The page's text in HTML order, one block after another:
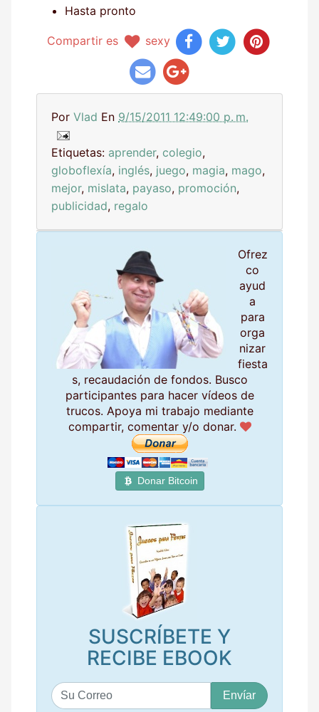
Hasta pronto
Compartir es sexy
Por Vlad En 9/15/2011 12:49:00 p. m.
Etiquetas: aprender, colegio,
globoflexía, inglés, juego, magia, mago,
mejor, mislata, payaso, promoción,
publicidad, regalo
Ofrez
co
ayud
a
para
orga
nizar
fiesta
s, recaudación de fondos. Busco
participantes para hacer vídeos de
trucos. Apoya mi trabajo mediante
compartir, comentar y/o donar.
Donar Bitcoin
SUSCRÍBETE Y
RECIBE EBOOK
u